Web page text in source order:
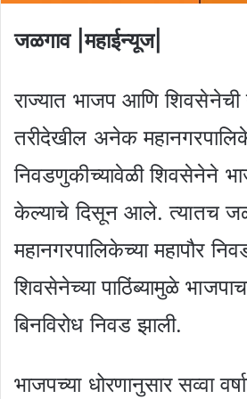
जळगाव |महाईन्यूज|
राज्यात भाजप आणि
तरीदेखील अनेक
निवडणुकीच्यावेळी शिवसेनेने
केल्याचे दिसून आले. त्यातच
महानगरपालिकेच्या महापौर
शिवसेनेच्या पाठिंब्यामुळे
बिनविरोध निवड झाली.
भाजपच्या धोरणानुसार सव्वा